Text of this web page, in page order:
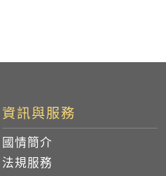
資訊與服務
國情簡介
法規服務